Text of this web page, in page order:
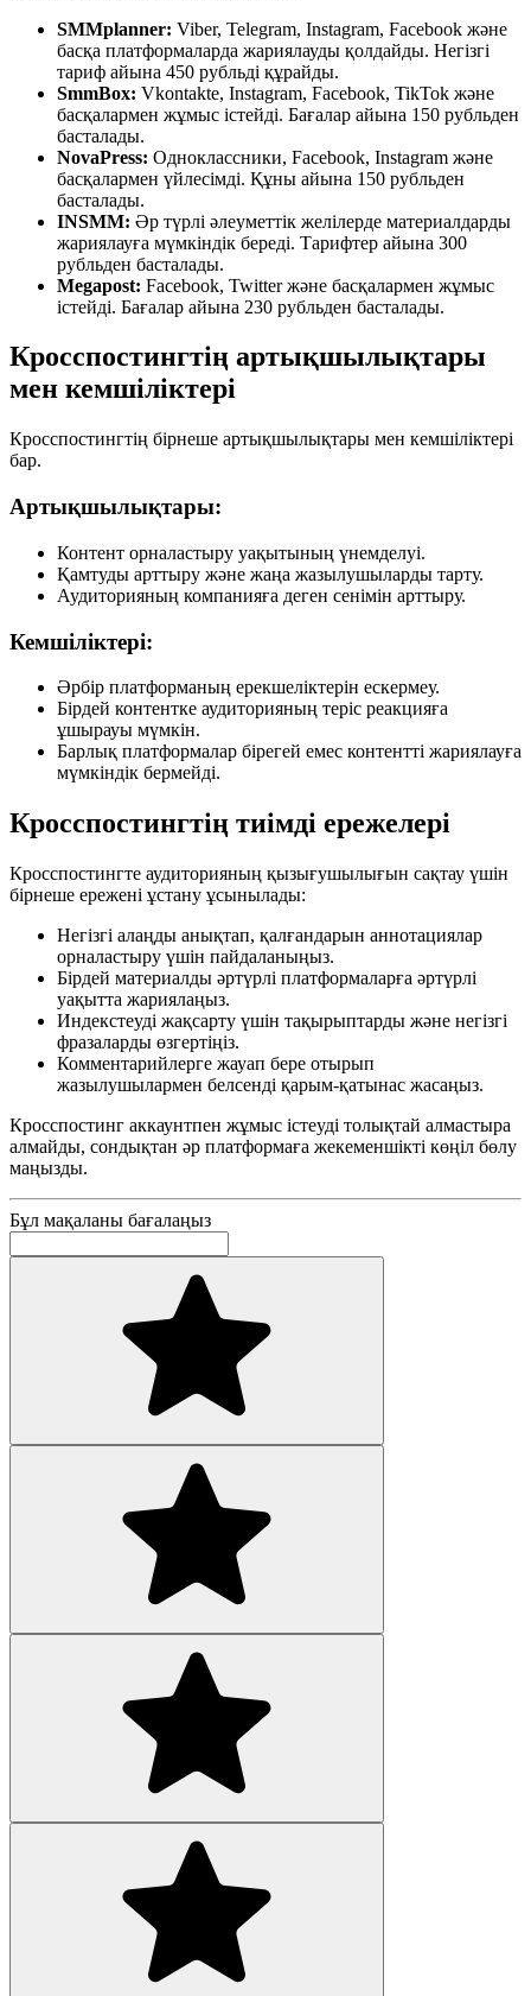
SMMplanner: Viber, Telegram, Instagram, Facebook және
басқа платформаларда жариялауды қолдайды. Негізгі
тариф айына 450 рубльді құрайды.
SmmBox: Vkontakte, Instagram, Facebook, TikTok және
басқалармен жұмыс істейді. Бағалар айына 150 рубльден
басталады.
NovaPress: Одноклассники, Facebook, Instagram және
басқалармен үйлесімді. Құны айына 150 рубльден
басталады.
INSMM: Әр түрлі әлеуметтік желілерде материалдарды
жариялауға мүмкіндік береді. Тарифтер айына 300
рубльден басталады.
Megapost: Facebook, Twitter және басқалармен жұмыс
істейді. Бағалар айына 230 рубльден басталады.
Кросспостингтің артықшылықтары
мен кемшіліктері
Кросспостингтің бірнеше артықшылықтары мен кемшіліктері
бар.
Артықшылықтары:
Контент орналастыру уақытының үнемделуі.
Қамтуды арттыру және жаңа жазылушыларды тарту.
Аудиторияның компанияға деген сенімін арттыру.
Кемшіліктері:
Әрбір платформаның ерекшеліктерін ескермеу.
Бірдей контентке аудиторияның теріс реакцияға
ұшырауы мүмкін.
Барлық платформалар бірегей емес контентті жариялауға
мүмкіндік бермейді.
Кросспостингтің тиімді ережелері
Кросспостингте аудиторияның қызығушылығын сақтау үшін
бірнеше ережені ұстану ұсынылады:
Негізгі алаңды анықтап, қалғандарын аннотациялар
орналастыру үшін пайдаланыңыз.
Бірдей материалды әртүрлі платформаларға әртүрлі
уақытта жариялаңыз.
Индекстеуді жақсарту үшін тақырыптарды және негізгі
фразаларды өзгертіңіз.
Комментарийлерге жауап бере отырып
жазылушылармен белсенді қарым-қатынас жасаңыз.
Кросспостинг аккаунтпен жұмыс істеуді толықтай алмастыра
алмайды, сондықтан әр платформаға жекеменшікті көңіл бөлу
маңызды.
Бұл мақаланы бағалаңыз